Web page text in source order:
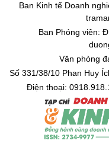
Ban Kinh tế Doanh
Ban Phóng viên:
Văn phòng
Số 331/38/10 Phan Huy
Điện thoại: